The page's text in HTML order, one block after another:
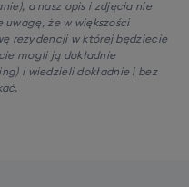
a nasz opis i zdjęcia nie
że w większości
rezydencji w której będziecie
mogli ją dokładnie
i wiedzieli dokładnie i bez